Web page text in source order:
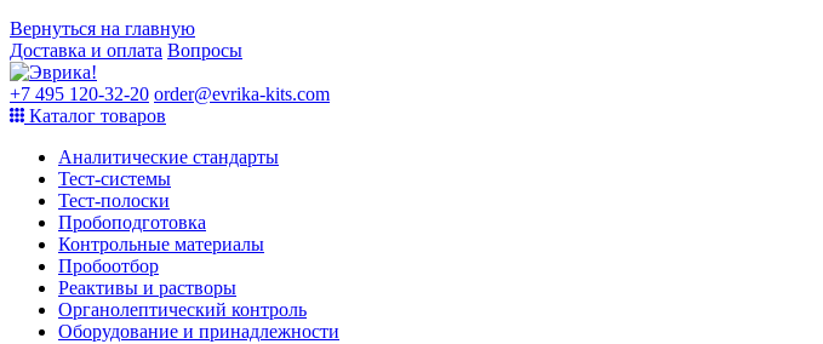
Вернуться на главную
Доставка и оплата Вопросы
+7 495 120-32-20 order@evrika-kits.com
Каталог товаров
Аналитические стандарты
Тест-системы
Тест-полоски
Пробоподготовка
Контрольные материалы
Пробоотбор
Реактивы и растворы
Органолептический контроль
Оборудование и принадлежности